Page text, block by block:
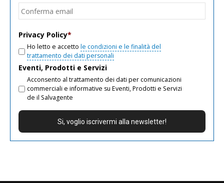
Privacy Policy*
Ho letto e accetto le condizioni e le finalità del
trattamento dei dati personali
Eventi, Prodotti e Servizi
Acconsento al trattamento dei dati per comunicazioni
commerciali e informative su Eventi, Prodotti e Servizi
de il Salvagente